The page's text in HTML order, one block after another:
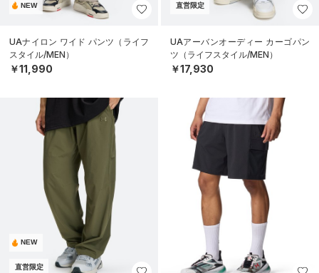
NEW
UAナイロン ワイド パンツ（ライフ
スタイル/MEN）
￥11,990
直営限定
UAアーバンオーディー カーゴパン
ツ（ライフスタイル/MEN）
￥17,930
NEW
直営限定